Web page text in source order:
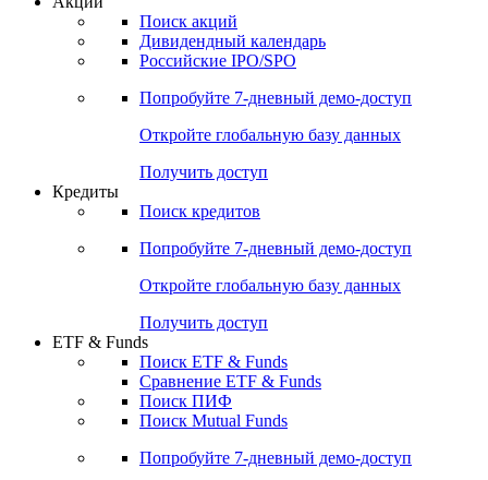
Поиск акций
Дивидендный календарь
Российские IPO/SPO
Попробуйте 7-дневный демо-доступ
Откройте глобальную базу данных
Получить доступ
Кредиты
Поиск кредитов
Попробуйте 7-дневный демо-доступ
Откройте глобальную базу данных
Получить доступ
ETF & Funds
Поиск ETF & Funds
Сравнение ETF & Funds
Поиск ПИФ
Поиск Mutual Funds
Попробуйте 7-дневный демо-доступ